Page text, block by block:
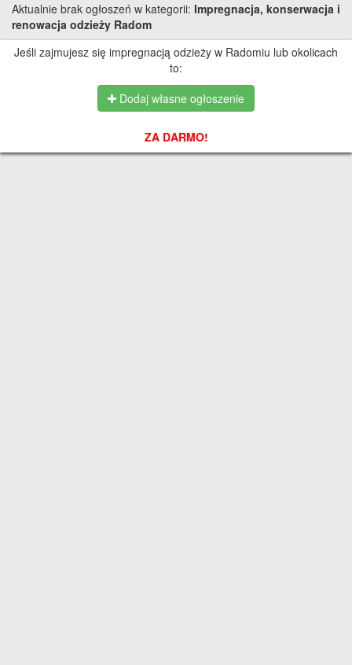
Aktualnie brak ogłoszeń w kategorii: Impregnacja, konserwacja i
renowacja odzieży Radom
Jeśli zajmujesz się impregnacją odzieży w Radomiu lub okolicach
to:
Dodaj własne ogłoszenie
ZA DARMO!